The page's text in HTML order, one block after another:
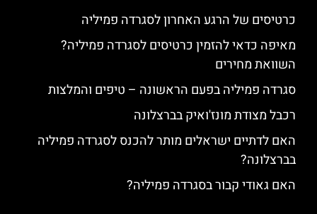
כרטיסים של הרגע האחרון לסגרדה פמיליה
מאיפה כדאי להזמין כרטיסים לסגרדה פמיליה?
השוואת מחירים
סגרדה פמיליה בפעם הראשונה – טיפים והמלצות
רכבל מצודת מונז'ואיק בברצלונה
האם לדתיים ישראלים מותר להכנס לסגרדה פמיליה
בברצלונה?
האם גאודי קבור בסגרדה פמיליה?